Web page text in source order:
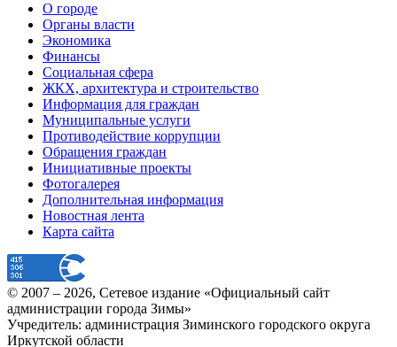
О городе
Органы власти
Экономика
Финансы
Социальная сфера
ЖКХ, архитектура и строительство
Информация для граждан
Муниципальные услуги
Противодействие коррупции
Обращения граждан
Инициативные проекты
Фотогалерея
Дополнительная информация
Новостная лента
Карта сайта
© 2007 – 2026, Сетевое издание «Официальный сайт
администрации города Зимы»
Учредитель: администрация Зиминского городского округа
Иркутской области